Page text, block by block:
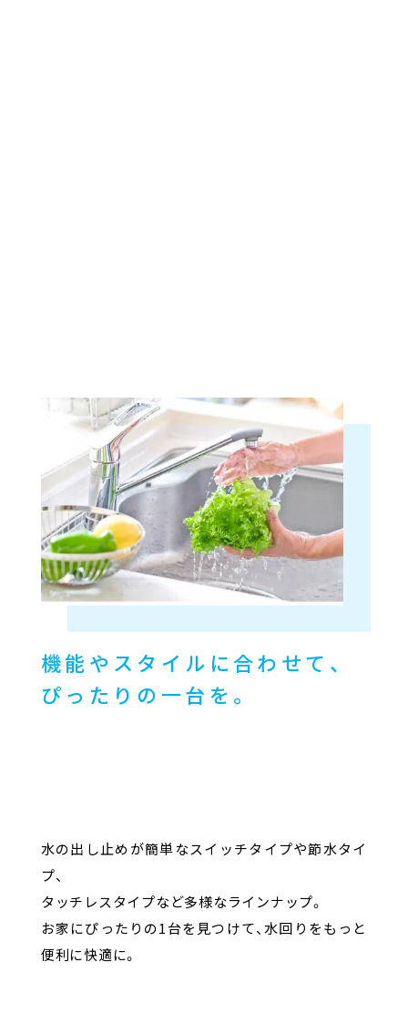
機能やスタイルに合わせて、
ぴったりの一台を。
水の出し止めが簡単なスイッチタイプや節水タイ
プ、
タッチレスタイプなど多様なラインナップ。
お家にぴったりの1台を見つけて、水回りをもっと
便利に快適に。